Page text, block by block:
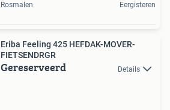
Rosmalen Eergisteren
Eriba Feeling 425 HEFDAK-MOVER-
FIETSENDRGR
Gereserveerd Details